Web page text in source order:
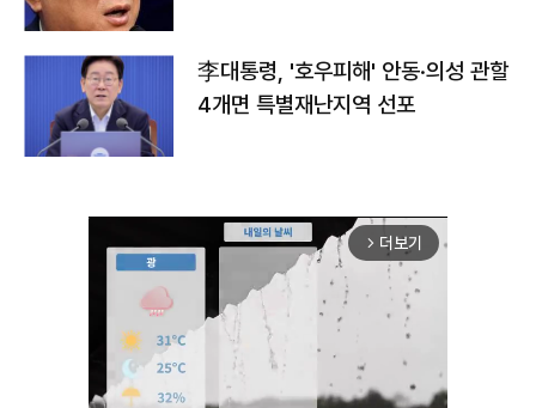
李대통령, '호우피해' 안동·의성 관할
4개면 특별재난지역 선포
arrow_forward_ios 더보기